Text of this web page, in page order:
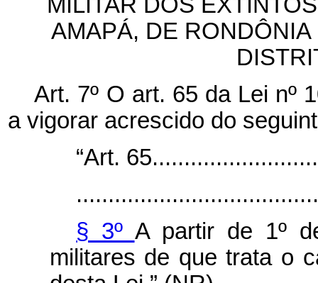
AMAPÁ, DE
Art. 7º O art. 65 da Lei nº
a vigorar acrescido do
“Art.
§ 3º A partir de 1º
militares de que trata o